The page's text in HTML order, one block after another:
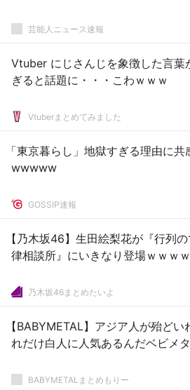
芸能人ニュース速報
Vtuber にじさんじを象徴した言葉
ぎると話題に・・・こわｗｗｗ
Vtuberまとめてみました
「東京暮らし」地獄すぎる理由に共
wwwww
GOSSIP速報
【乃木坂46】生田絵梨花が『行列
律相談所』にいきなり登場ｗｗｗ
乃木坂46まとめたいよ
【BABYMETAL】アジア人が殆どい
れだけ白人に人気あるんだベビメ
BABYMETALまとめもりー